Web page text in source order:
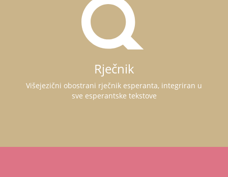
Rječnik
Višejezični obostrani rječnik esperanta, integriran u
sve esperantske tekstove